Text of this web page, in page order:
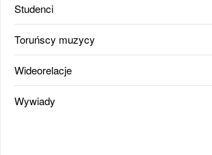
Studenci
Toruńscy muzycy
Wideorelacje
Wywiady